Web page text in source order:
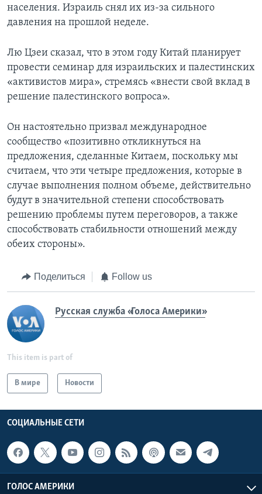
населения. Израиль снял их из-за сильного
давления на прошлой неделе.
Лю Цзеи сказал, что в этом году Китай планирует
провести семинар для израильских и палестинских
«активистов мира», стремясь «внести свой вклад в
решение палестинского вопроса».
Он настоятельно призвал международное
сообщество «позитивно откликнуться на
предложения, сделанные Китаем, поскольку мы
считаем, что эти четыре предложения, которые в
случае выполнения полном объеме, действительно
будут в значительной степени способствовать
решению проблемы путем переговоров, а также
способствовать стабильности отношений между
обеих стороны».
Поделиться Follow us
Русская служба «Голоса Америки»
This item is part of
В мире Новости
СОЦИАЛЬНЫЕ СЕТИ
ГОЛОС АМЕРИКИ